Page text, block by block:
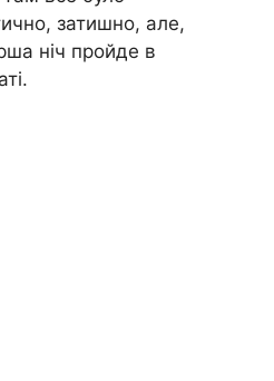
затишно, але,
ніч пройде в